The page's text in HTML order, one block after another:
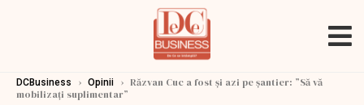
DCBusiness › Opinii › Răzvan Cuc a fost și azi pe șantier: ”Să vă
mobilizați suplimentar”